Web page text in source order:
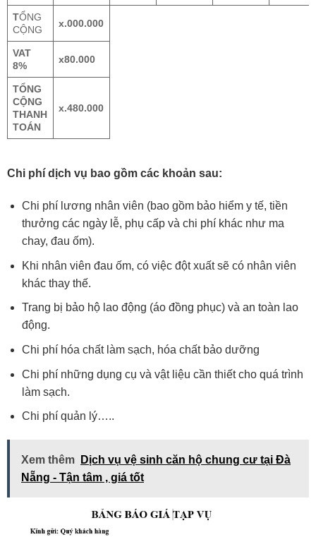
TỔNG
CỘNG
x.000.000
VAT
8%
x80.000
TỔNG
CỘNG
THANH
TOÁN
x.480.000
Chi phí dịch vụ bao gồm các khoản sau:
Chi phí lương nhân viên (bao gồm bảo hiểm y tế, tiền
thưởng các ngày lễ, phụ cấp và chi phí khác như ma
chay, đau ốm).
Khi nhân viên đau ốm, có việc đột xuất sẽ có nhân viên
khác thay thế.
Trang bị bảo hộ lao động (áo đồng phục) và an toàn lao
động.
Chi phí hóa chất làm sạch, hóa chất bảo dưỡng
Chi phí những dụng cụ và vật liệu cần thiết cho quá trình
làm sạch.
Chi phí quản lý…..
Xem thêm
Dịch vụ vệ sinh căn hộ chung cư tại Đà
Nẵng - Tận tâm , giá tốt